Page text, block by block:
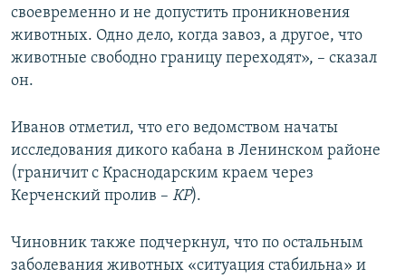
своевременно и не допустить проникновения
животных. Одно дело, когда завоз, а другое, что
животные свободно границу переходят», – сказал
он.
Иванов отметил, что его ведомством начаты
исследования дикого кабана в Ленинском районе
(граничит с Краснодарским краем через
Керченский пролив – КР).
Чиновник также подчеркнул, что по остальным
заболевания животных «ситуация стабильна» и